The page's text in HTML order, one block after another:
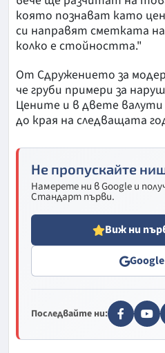
която познават като
си направят сметката
колко е стойността."
От Сдружението за
че груби примери за
Цените и в двете
до края на следващата
Не пропускайте
Намерете ни в Google и
Стандарт първи.
Виж ни
Последвайте ни: